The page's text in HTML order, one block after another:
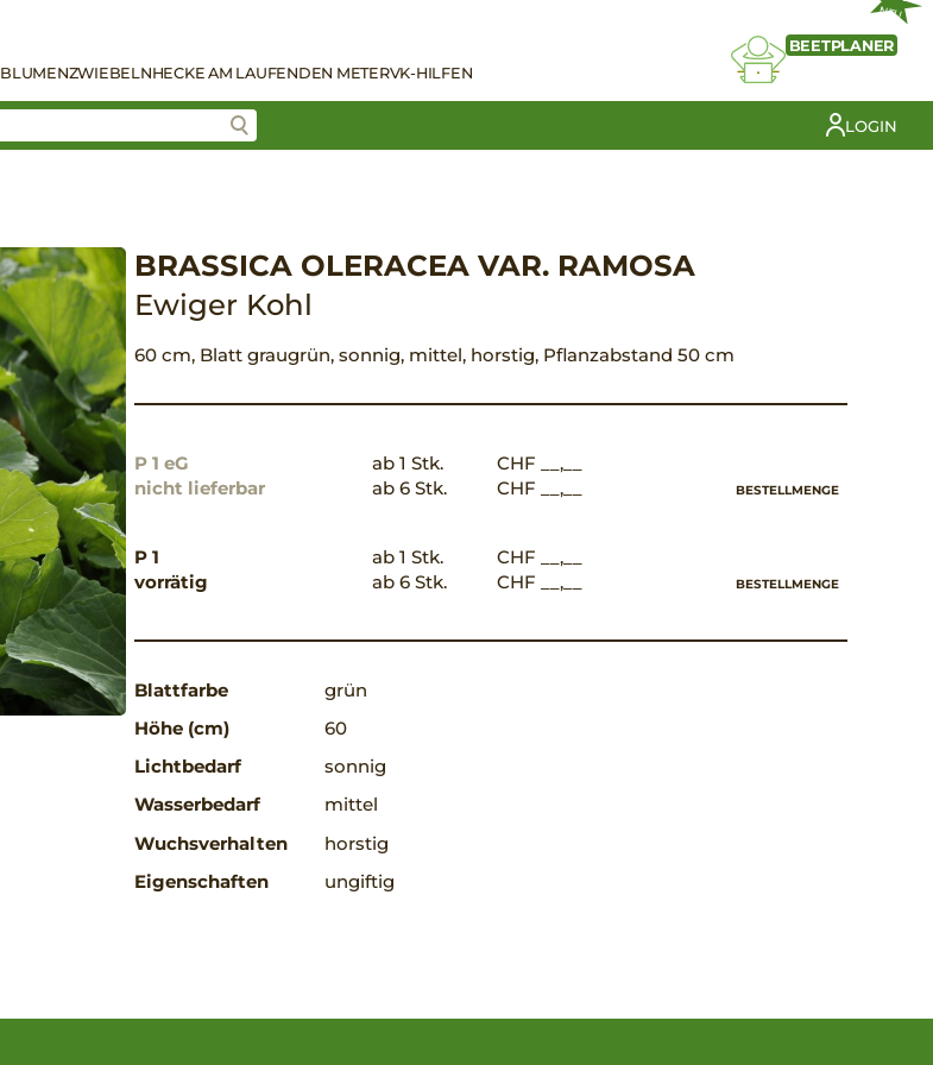
BLUMENZWIEBELNHECKE AM LAUFENDEN METERVK-HILFEN
NEU
BEETPLANER
LOGIN
BRASSICA OLERACEA VAR. RAMOSA
Ewiger Kohl
60 cm, Blatt graugrün, sonnig, mittel, horstig, Pflanzabstand 50 cm
P 1 eG
nicht lieferbar
ab 1 Stk.
CHF __,__
ab 6 Stk.
CHF __,__ BESTELLMENGE
P 1
vorrätig
ab 1 Stk.
CHF __,__
ab 6 Stk.
CHF __,__ BESTELLMENGE
Blattfarbe
grün
Höhe (cm)
60
Lichtbedarf
sonnig
Wasserbedarf
mittel
Wuchsverhalten
horstig
Eigenschaften
ungiftig